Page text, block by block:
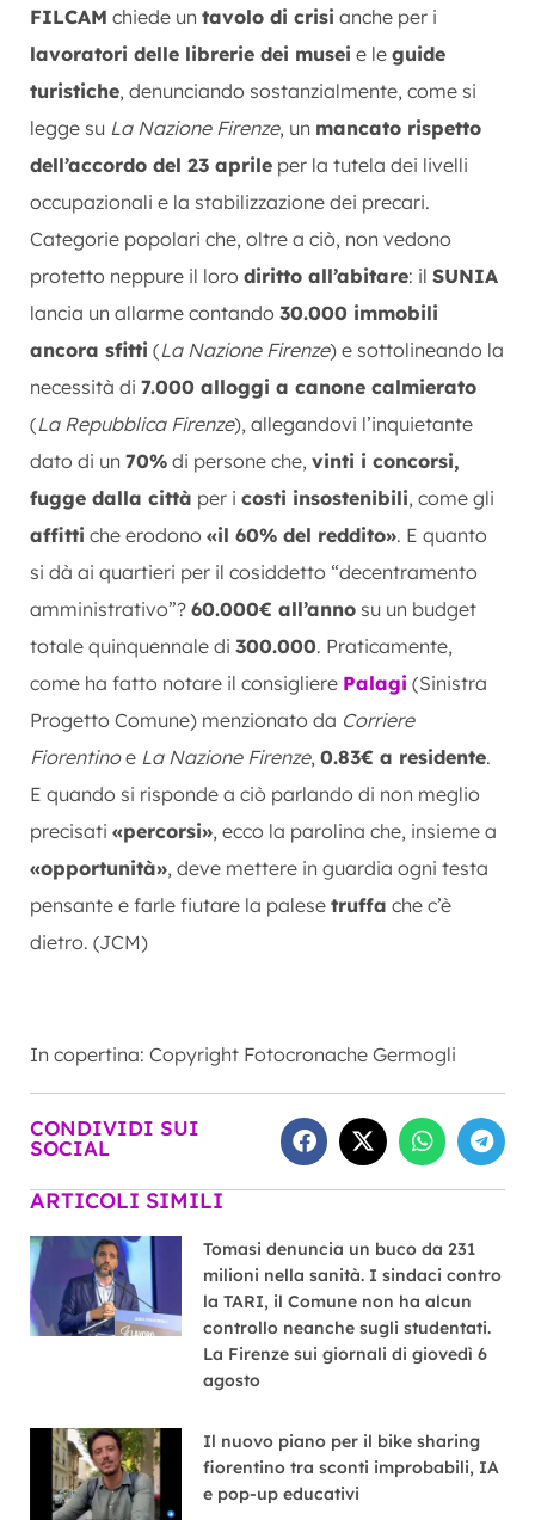
FILCAM chiede un tavolo di crisi anche per i
lavoratori delle librerie dei musei e le guide
turistiche, denunciando sostanzialmente, come si
legge su La Nazione Firenze, un mancato rispetto
dell’accordo del 23 aprile per la tutela dei livelli
occupazionali e la stabilizzazione dei precari.
Categorie popolari che, oltre a ciò, non vedono
protetto neppure il loro diritto all’abitare: il SUNIA
lancia un allarme contando 30.000 immobili
ancora sfitti (La Nazione Firenze) e sottolineando la
necessità di 7.000 alloggi a canone calmierato
(La Repubblica Firenze), allegandovi l’inquietante
dato di un 70% di persone che, vinti i concorsi,
fugge dalla città per i costi insostenibili, come gli
affitti che erodono «il 60% del reddito». E quanto
si dà ai quartieri per il cosiddetto “decentramento
amministrativo”? 60.000€ all’anno su un budget
totale quinquennale di 300.000. Praticamente,
come ha fatto notare il consigliere Palagi (Sinistra
Progetto Comune) menzionato da Corriere
Fiorentinoe La Nazione Firenze, 0.83€ a residente.
E quando si risponde a ciò parlando di non meglio
precisati «percorsi», ecco la parolina che, insieme a
«opportunità», deve mettere in guardia ogni testa
pensante e farle fiutare la palese truffa che c’è
dietro. (JCM)
In copertina: Copyright Fotocronache Germogli
CONDIVIDI SUI
SOCIAL
ARTICOLI SIMILI
Tomasi denuncia un buco da 231
milioni nella sanità. I sindaci contro
la TARI, il Comune non ha alcun
controllo neanche sugli studentati.
La Firenze sui giornali di giovedì 6
agosto
Il nuovo piano per il bike sharing
fiorentino tra sconti improbabili, IA
e pop-up educativi